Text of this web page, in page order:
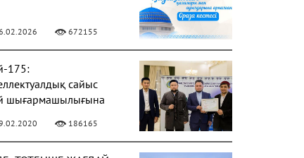
672155
175:
сайыс
шығармашылығына
186165